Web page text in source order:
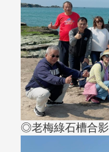
◎老梅綠石槽合影